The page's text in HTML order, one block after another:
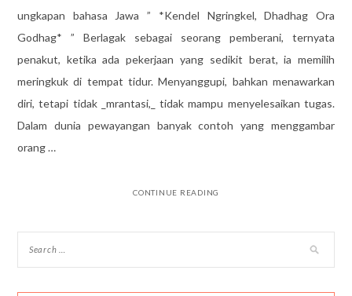
ungkapan bahasa Jawa ” *Kendel Ngringkel, Dhadhag Ora
Godhag* ” Berlagak sebagai seorang pemberani, ternyata
penakut, ketika ada pekerjaan yang sedikit berat, ia memilih
meringkuk di tempat tidur. Menyanggupi, bahkan menawarkan
diri, tetapi tidak _mrantasi,_ tidak mampu menyelesaikan tugas.
Dalam dunia pewayangan banyak contoh yang menggambar
orang …
CONTINUE READING